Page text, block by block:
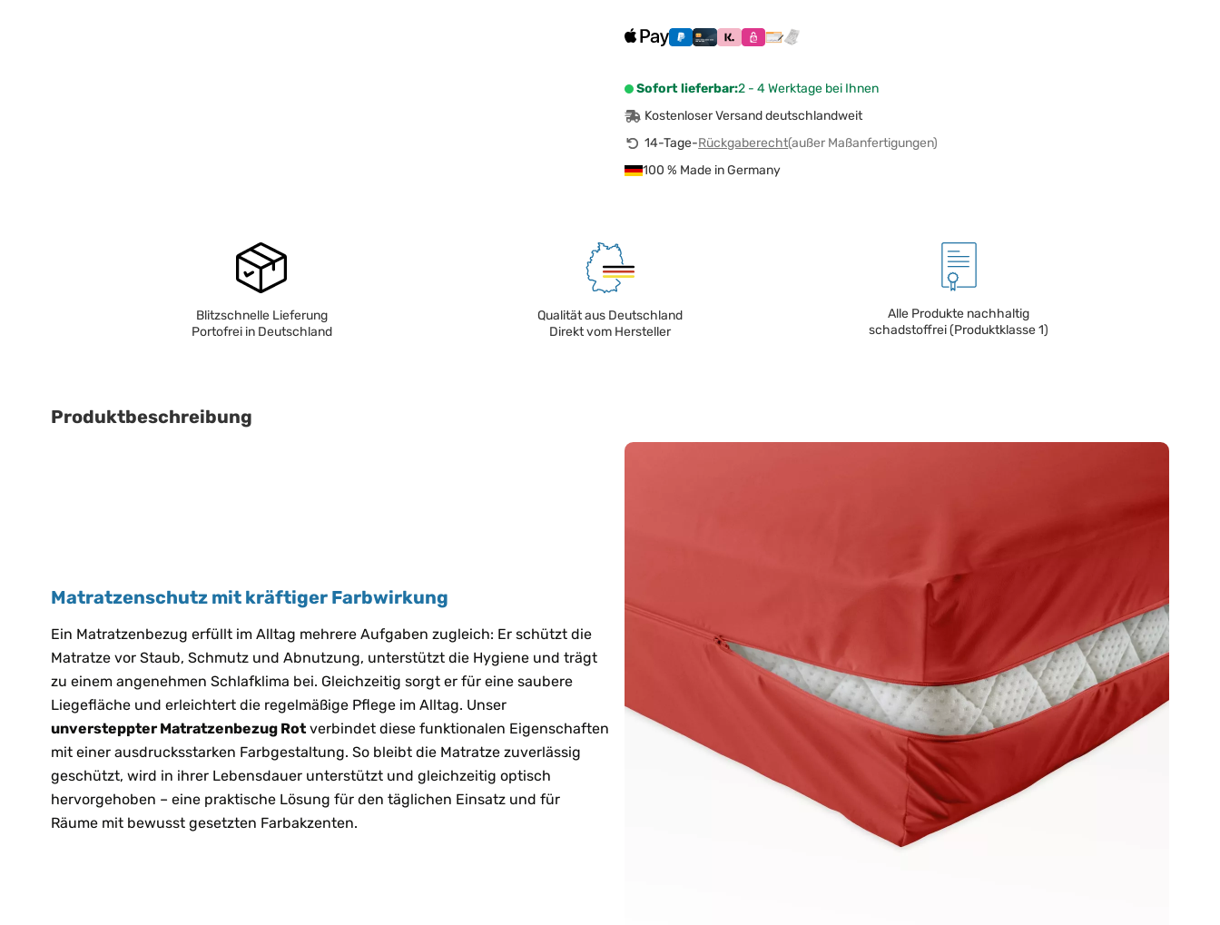
Sofort lieferbar:2 - 4 Werktage bei Ihnen
Kostenloser Versand deutschlandweit
14-Tage-Rückgaberecht(außer Maßanfertigungen)
100 % Made in Germany
Blitzschnelle Lieferung
Portofrei in Deutschland
Qualität aus Deutschland
Direkt vom Hersteller
Alle Produkte nachhaltig
schadstoffrei (Produktklasse 1)
Produktbeschreibung
Matratzenschutz mit kräftiger Farbwirkung
Ein Matratzenbezug erfüllt im Alltag mehrere Aufgaben zugleich: Er schützt die
Matratze vor Staub, Schmutz und Abnutzung, unterstützt die Hygiene und trägt
zu einem angenehmen Schlafklima bei. Gleichzeitig sorgt er für eine saubere
Liegefläche und erleichtert die regelmäßige Pflege im Alltag. Unser
unversteppter Matratzenbezug Rot verbindet diese funktionalen Eigenschaften
mit einer ausdrucksstarken Farbgestaltung. So bleibt die Matratze zuverlässig
geschützt, wird in ihrer Lebensdauer unterstützt und gleichzeitig optisch
hervorgehoben – eine praktische Lösung für den täglichen Einsatz und für
Räume mit bewusst gesetzten Farbakzenten.